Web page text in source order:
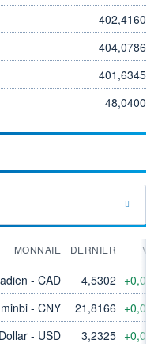
402,4160
404,0786
401,6345
48,0400
MONNAIE DERNIER
- CAD 4,5302
- CNY 21,8166
Dollar - USD 3,2325